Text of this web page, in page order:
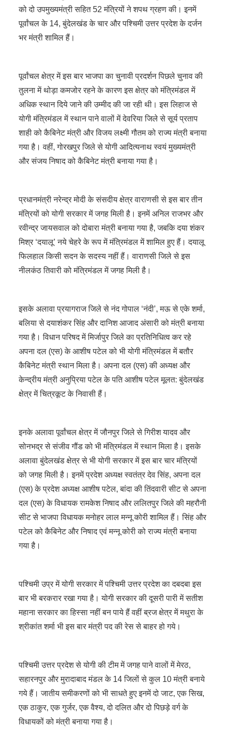
को दो उपमुख्यमंत्री सहित 52 मंत्रियों ने शपथ ग्रहण की। इनमें
पूर्वांचल के 14, बुंदेलखंड के चार और पश्चिमी उत्तर प्रदेश के दर्जन
भर मंत्री शामिल हैं।
पूर्वांचल क्षेत्र में इस बार भाजपा का चुनावी प्रदर्शन पिछले चुनाव की
तुलना में थोड़ा कमजोर रहने के कारण इस क्षेत्र को मंत्रिमंडल में
अधिक स्थान दिये जाने की उम्मीद की जा रही थी। इस लिहाज से
योगी मंत्रिमंडल में स्थान पाने वालों में देवरिया जिले से सूर्य प्रताप
शाही को कैबिनेट मंत्री और विजय लक्ष्मी गौतम को राज्य मंत्री बनाया
गया है। वहीं, गोरखपुर जिले से योगी आदित्यनाथ स्वयं मुख्यमंत्री
और संजय निषाद को कैबिनेट मंत्री बनाया गया है।
प्रधानमंत्री नरेन्द्र मोदी के संसदीय क्षेत्र वाराणसी से इस बार तीन
मंत्रियों को योगी सरकार में जगह मिली है। इनमें अनिल राजभर और
रवीन्द्र जायसवाल को दोबारा मंत्री बनाया गया है, जबकि दया शंकर
मिश्र ‘दयालू’ नये चेहरे के रूप में मंत्रिमंडल में शामिल हुए हैं। दयालू
फिलहाल किसी सदन के सदस्य नहीं हैं। वाराणसी जिले से इस
नीलकंठ तिवारी को मंत्रिमंडल में जगह मिली है।
इसके अलावा प्रयागराज जिले से नंद गोपाल ‘नंदी’, मऊ से एके शर्मा,
बलिया से दयाशंकर सिंह और दानिश आजाद अंसारी को मंत्री बनाया
गया है। विधान परिषद में मिर्जापुर जिले का प्रतिनिधित्व कर रहे
अपना दल (एस) के आशीष पटेल को भी योगी मंत्रिमंडल में बतौर
कैबिनेट मंत्री स्थान मिला है। अपना दल (एस) की अध्यक्ष और
केन्द्रीय मंत्री अनुप्रिया पटेल के पति आशीष पटेल मूलत: बुंदेलखंड
क्षेत्र में चित्रकूट के निवासी हैं।
इनके अलावा पूर्वांचल क्षेत्र में जौनपुर जिले से गिरीश यादव और
सोनभद्र से संजीव गौंड को भी मंत्रिमंडल में स्थान मिला है। इसके
अलावा बुंदेलखंड क्षेत्र से भी योगी सरकार में इस बार चार मंत्रियों
को जगह मिली है। इनमें प्रदेश अध्यक्ष स्वतंत्र देव सिंह, अपना दल
(एस) के प्रदेश अध्यक्ष आशीष पटेल, बांदा की तिंदवारी सीट से अपना
दल (एस) के विधायक रामकेश निषाद और ललितपुर जिले की महरौनी
सीट से भाजपा विधायक मनोहर लाल मन्नू कोरी शामिल हैं। सिंह और
पटेल को कैबिनेट और निषाद एवं मन्नू कोरी को राज्य मंत्री बनाया
गया है।
पश्चिमी उप्र में योगी सरकार में पश्चिमी उत्तर प्रदेश का दबदबा इस
बार भी बरकरार रखा गया है। योगी सरकार की दूसरी पारी में सतीश
महाना सरकार का हिस्सा नहीं बन पाये हैं वहीं ब्रज क्षेत्र में मथुरा के
श्रीकांत शर्मा भी इस बार मंत्री पद की रेस से बाहर हो गये।
पश्चिमी उत्तर प्रदेश से योगी की टीम में जगह पाने वालों में मेरठ,
सहारनपुर और मुरादाबाद मंडल के 14 जिलों से कुल 10 मंत्री बनाये
गये हैं। जातीय समीकरणों को भी साधते हुए इनमें दो जाट, एक सिख,
एक ठाकुर, एक गुर्जर, एक वैश्य, दो दलित और दो पिछड़े वर्ग के
विधायकों को मंत्री बनाया गया है।